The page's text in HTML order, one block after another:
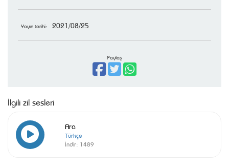
Yayın tarihi: 2021/08/25
Paylaş
İlgili zil sesleri
Ara
Türkçe
İndir: 1489